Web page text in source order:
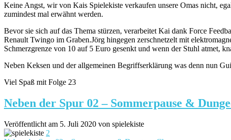
Keine Angst, wir von Kais Spielekiste verkaufen unsere Omas nicht,
zumindest mal erwähnt werden.
Bevor sie sich auf das Thema stürzen, verarbeitet Kai dank Force
Renault Twingo im Graben.Jörg hingegen zerschnetzelt mit
Schmerzgrenze von 10 auf 5 Euro gesenkt und wenn der Stuhl atmet,
Neben Keksen und der allgemeinen Begriffserklärung was denn nun
Viel Spaß mit Folge 23
Neben der Spur 02 – Sommerpause &
Veröffentlicht am 5. Juli 2020 von spielekiste
2